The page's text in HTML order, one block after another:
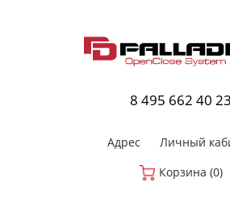
8 495 662 40 23
Адрес
Личный
Корзина (0)